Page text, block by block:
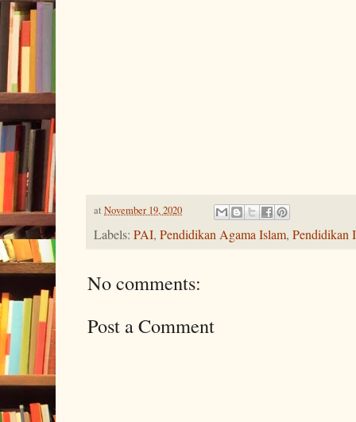
at November 19, 2020
Labels: PAI, Pendidikan Agama Islam, Pendidikan
No comments:
Post a Comment